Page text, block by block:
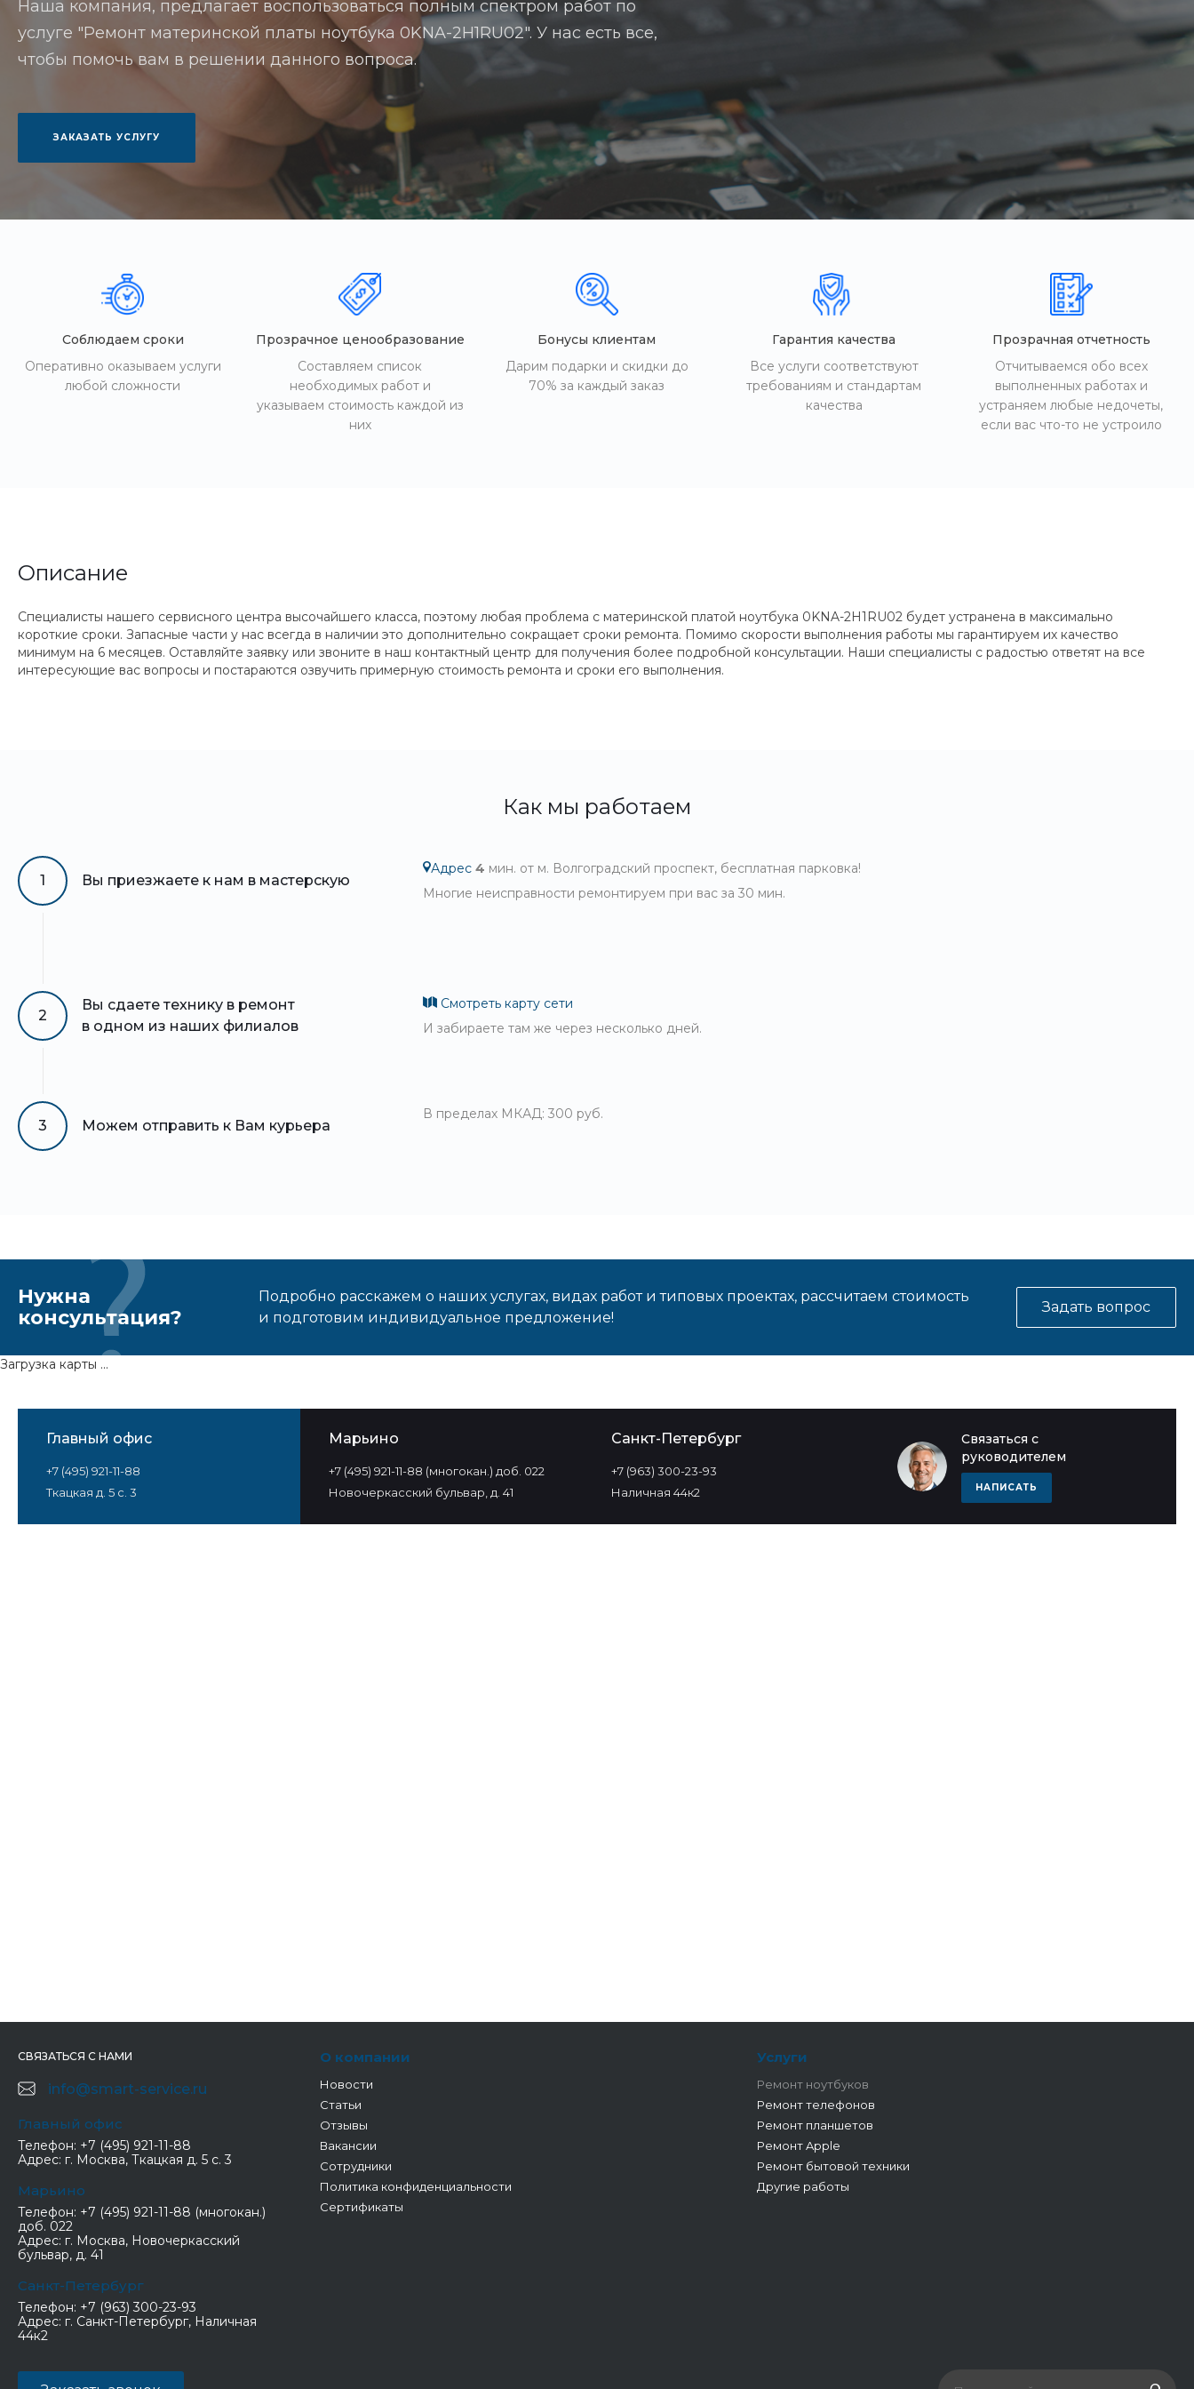
Наша компания, предлагает воспользоваться полным спектром работ по
услуге "Ремонт материнской платы ноутбука 0KNA-2H1RU02". У нас есть все,
чтобы помочь вам в решении данного вопроса.
ЗАКАЗАТЬ УСЛУГУ
Соблюдаем сроки
Оперативно оказываем услуги
любой сложности
Прозрачное ценообразование
Составляем список
необходимых работ и
указываем стоимость каждой из
них
Бонусы клиентам
Дарим подарки и скидки до
70% за каждый заказ
Гарантия качества
Все услуги соответствуют
требованиям и стандартам
качества
Прозрачная отчетность
Отчитываемся обо всех
выполненных работах и
устраняем любые недочеты,
если вас что-то не устроило
Описание
Специалисты нашего сервисного центра высочайшего класса, поэтому любая проблема с материнской платой ноутбука 0KNA-2H1RU02 будет устранена в максимально
короткие сроки. Запасные части у нас всегда в наличии это дополнительно сокращает сроки ремонта. Помимо скорости выполнения работы мы гарантируем их качество
минимум на 6 месяцев. Оставляйте заявку или звоните в наш контактный центр для получения более подробной консультации. Наши специалисты с радостью ответят на все
интересующие вас вопросы и постараются озвучить примерную стоимость ремонта и сроки его выполнения.
Как мы работаем
1 Вы приезжаете к нам в мастерскую
Адрес 4 мин. от м. Волгоградский проспект, бесплатная парковка!
Многие неисправности ремонтируем при вас за 30 мин.
2
Вы сдаете технику в ремонт
в одном из наших филиалов
Смотреть карту сети
И забираете там же через несколько дней.
3 Можем отправить к Вам курьера
В пределах МКАД: 300 руб.
Нужна
консультация?
Подробно расскажем о наших услугах, видах работ и типовых проектах, рассчитаем стоимость
и подготовим индивидуальное предложение!
Задать вопрос
Связаться с
руководителем
НАПИСАТЬ
Главный офис
+7 (495) 921-11-88
Ткацкая д. 5 с. 3
Марьино
+7 (495) 921-11-88 (многокан.) доб. 022
Новочеркасский бульвар, д. 41
Санкт-Петербург
+7 (963) 300-23-93
Наличная 44к2
Загрузка карты ...
СВЯЗАТЬСЯ С НАМИ
info@smart-service.ru
Главный офис
Телефон: +7 (495) 921-11-88
Адрес: г. Москва, Ткацкая д. 5 с. 3
Марьино
Телефон: +7 (495) 921-11-88 (многокан.)
доб. 022
Адрес: г. Москва, Новочеркасский
бульвар, д. 41
Санкт-Петербург
Телефон: +7 (963) 300-23-93
Адрес: г. Санкт-Петербург, Наличная
44к2
О компании
Новости
Статьи
Отзывы
Вакансии
Сотрудники
Политика конфиденциальности
Сертификаты
Услуги
Ремонт ноутбуков
Ремонт телефонов
Ремонт планшетов
Ремонт Apple
Ремонт бытовой техники
Другие работы